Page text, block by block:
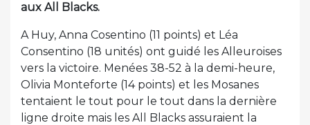
aux All Blacks.
A Huy, Anna Cosentino (11 points) et Léa
Consentino (18 unités) ont guidé les Alleuroises
vers la victoire. Menées 38-52 à la demi-heure,
Olivia Monteforte (14 points) et les Mosanes
tentaient le tout pour le tout dans la dernière
ligne droite mais les All Blacks assuraient la